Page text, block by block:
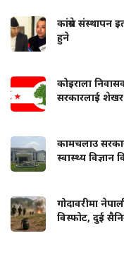
कांग्रेस संस्थापन
हुने
कोइराला
सरकारलाई शेखर
कामचलाउ
स्वास्थ्य
गोदावरीमा
विस्फोट, दुई